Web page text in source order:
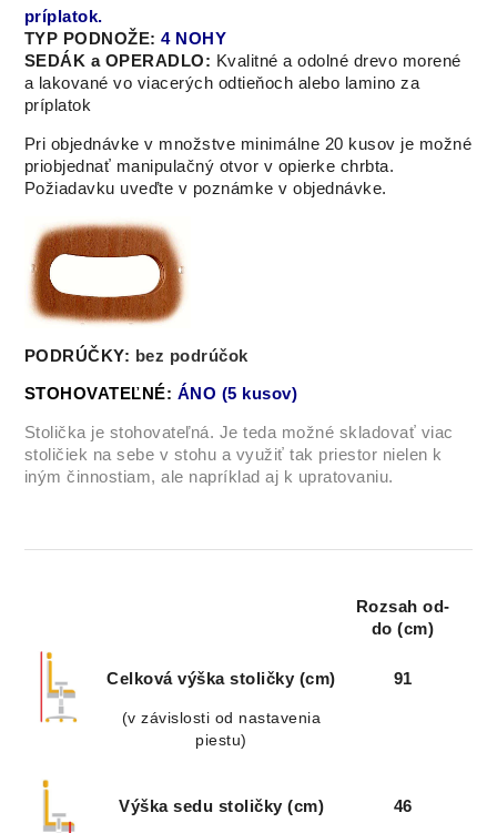
príplatok.
TYP PODNOŽE: 4 NOHY
SEDÁK a OPERADLO: Kvalitné a odolné drevo morené
a lakované vo viacerých odtieňoch alebo lamino za
príplatok
Pri objednávke v množstve minimálne 20 kusov je možné
priobjednať manipulačný otvor v opierke chrbta.
Požiadavku uveďte v poznámke v objednávke.
PODRÚČKY: bez podrúčok
STOHOVATEĽNÉ: ÁNO (5 kusov)
Stolička je stohovateľná. Je teda možné skladovať viac
stoličiek na sebe v stohu a využiť tak priestor nielen k
iným činnostiam, ale napríklad aj k upratovaniu.
Rozsah od-
do (cm)
Celková výška stoličky (cm)
(v závislosti od nastavenia
piestu)
91
Výška sedu stoličky (cm) 46